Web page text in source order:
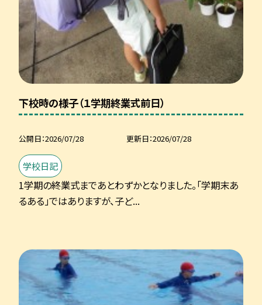
下校時の様子（１学期終業式前日）
公開日 2026/07/28 更新日 2026/07/28
学校日記
1学期の終業式まであとわずかとなりました。「学期末あ
るある」ではありますが、子ど...